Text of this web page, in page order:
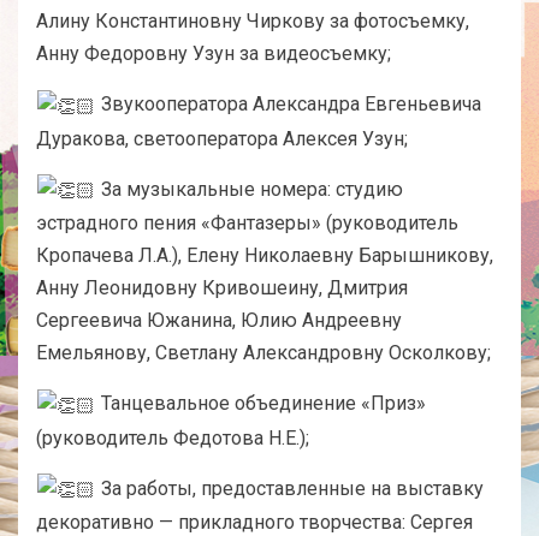
Алину Константиновну Чиркову за фотосъемку,
Анну Федоровну Узун за видеосъемку;
Звукооператора Александра Евгеньевича
Дуракова, светооператора Алексея Узун;
За музыкальные номера: студию
эстрадного пения «Фантазеры» (руководитель
Кропачева Л.А.), Елену Николаевну Барышникову,
Анну Леонидовну Кривошеину, Дмитрия
Сергеевича Южанина, Юлию Андреевну
Емельянову, Светлану Александровну Осколкову;
Танцевальное объединение «Приз»
(руководитель Федотова Н.Е.);
За работы, предоставленные на выставку
декоративно — прикладного творчества: Сергея